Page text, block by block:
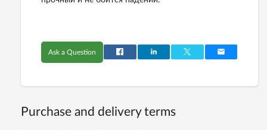
Ask a Question
Purchase and delivery terms